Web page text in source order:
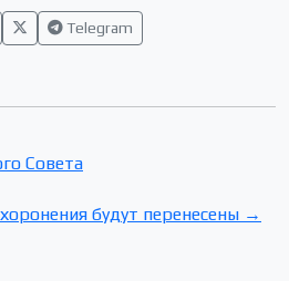
Telegram
Совета
будут перенесены →